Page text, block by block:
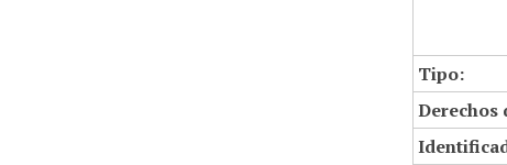
Tipo:
Derechos